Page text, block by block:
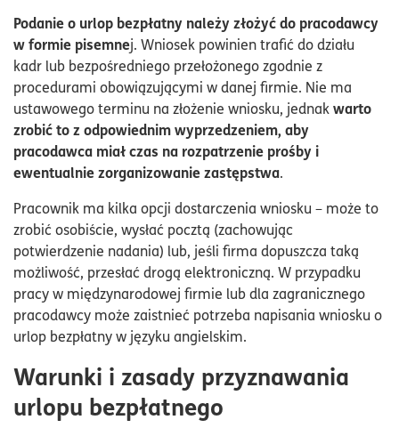
Podanie o urlop bezpłatny należy złożyć do pracodawcy
w formie pisemnej. Wniosek powinien trafić do działu
kadr lub bezpośredniego przełożonego zgodnie z
procedurami obowiązującymi w danej firmie. Nie ma
ustawowego terminu na złożenie wniosku, jednakwarto
zrobić to z odpowiednim wyprzedzeniem, aby
pracodawca miał czas na rozpatrzenie prośby i
ewentualnie zorganizowanie zastępstwa.
Pracownik ma kilka opcji dostarczenia wniosku – może to
zrobić osobiście, wysłać pocztą (zachowując
potwierdzenie nadania) lub, jeśli firma dopuszcza taką
możliwość, przesłać drogą elektroniczną. W przypadku
pracy w międzynarodowej firmie lub dla zagranicznego
pracodawcy może zaistnieć potrzeba napisania wniosku o
urlop bezpłatny w języku angielskim.
Warunki i zasady przyznawania
urlopu bezpłatnego